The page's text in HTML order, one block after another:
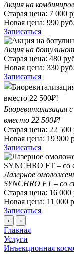
Акция на
Старая цена: 7 000
Новая цена: 990
Записаться
Акция на
Старая цена: 480
Новая цена: 330
Записаться
Биоревитализация
вместо 22 500₽!
Старая цена: 22 500
Новая цена: 19 900
Записаться
Лазерное
SYNCHRO FT – со
Старая цена: 16 000
Новая цена: 11 000
Записаться
‹ ›
Главная
Услуги
Инъекционная